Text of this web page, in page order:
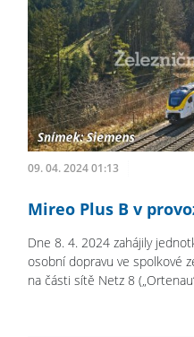
09. 04. 2024 01:13
Mireo Plus B v
Dne 8. 4. 2024 zahájily
osobní dopravu ve spolkové
na části sítě Netz 8